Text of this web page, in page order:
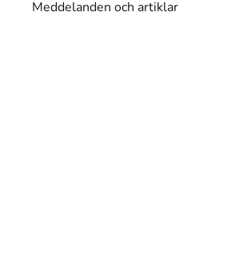
Meddelanden och artiklar